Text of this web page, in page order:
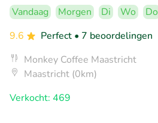
Vandaag Morgen Di Wo Do
9.6
Perfect • 7 beoordelingen
Monkey Coffee Maastricht
Maastricht (0km)
Verkocht: 469